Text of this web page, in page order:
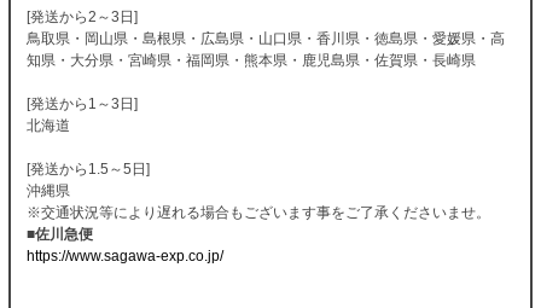
[発送から2～3日]
鳥取県・岡山県・島根県・広島県・山口県・香川県・徳島県・愛媛県・高
知県・大分県・宮崎県・福岡県・熊本県・鹿児島県・佐賀県・長崎県
[発送から1～3日]
北海道
[発送から1.5～5日]
沖縄県
※交通状況等により遅れる場合もございます事をご了承くださいませ。
■佐川急便
https://www.sagawa-exp.co.jp/